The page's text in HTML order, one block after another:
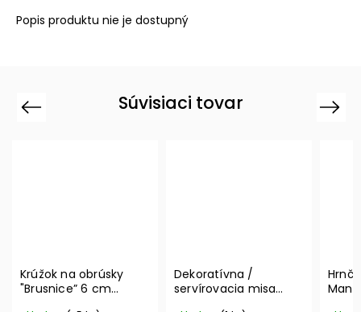
Popis produktu nie je dostupný
Súvisiaci tovar
Previous
Krúžok na obrúsky
"Brusnice” 6 cm
Dekoratívna /
servírovacia misa
Next